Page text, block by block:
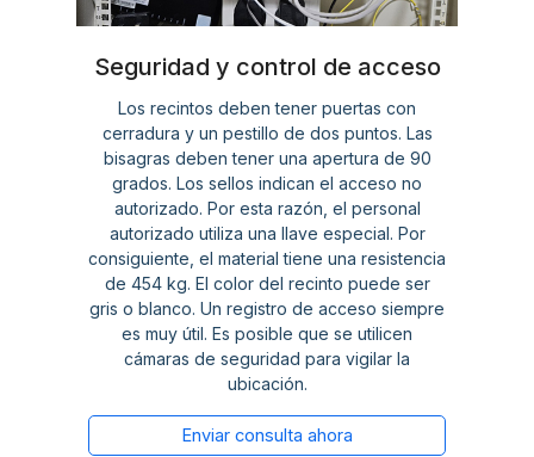
Seguridad y control de acceso
Los recintos deben tener puertas con
cerradura y un pestillo de dos puntos. Las
bisagras deben tener una apertura de 90
grados. Los sellos indican el acceso no
autorizado. Por esta razón, el personal
autorizado utiliza una llave especial. Por
consiguiente, el material tiene una resistencia
de 454 kg. El color del recinto puede ser
gris o blanco. Un registro de acceso siempre
es muy útil. Es posible que se utilicen
cámaras de seguridad para vigilar la
ubicación.
Enviar consulta ahora